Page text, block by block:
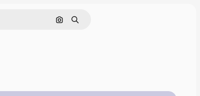
画像で検索
検索